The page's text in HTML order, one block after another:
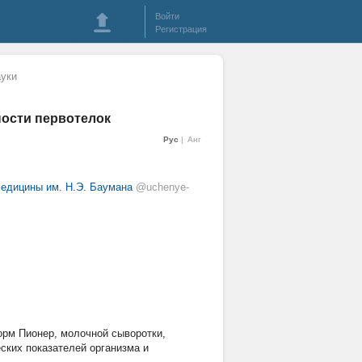
Войти
Регистрация
первотелок
Рус Анг
им. Н.Э. Баумана @uchenye-
Пионер, молочной сыворотки,
показателей организма и